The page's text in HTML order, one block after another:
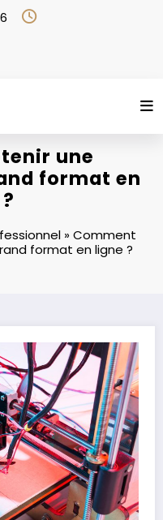
une
format en
»Comment
format en ligne ?